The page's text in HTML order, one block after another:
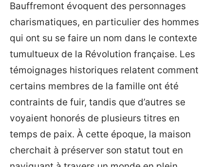
Bauffremont évoquent des personnages
charismatiques, en particulier des hommes
qui ont su se faire un nom dans le contexte
tumultueux de la Révolution française. Les
témoignages historiques relatent comment
certains membres de la famille ont été
contraints de fuir, tandis que d’autres se
voyaient honorés de plusieurs titres en
temps de paix. À cette époque, la maison
cherchait à préserver son statut tout en